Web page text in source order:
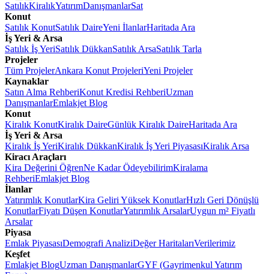
SatılıkKiralıkYatırımDanışmanlarSat
Konut
Satılık KonutSatılık DaireYeni İlanlarHaritada Ara
İş Yeri & Arsa
Satılık İş YeriSatılık DükkanSatılık ArsaSatılık Tarla
Projeler
Tüm ProjelerAnkara Konut ProjeleriYeni Projeler
Kaynaklar
Satın Alma RehberiKonut Kredisi RehberiUzman
DanışmanlarEmlakjet Blog
Konut
Kiralık KonutKiralık DaireGünlük Kiralık DaireHaritada Ara
İş Yeri & Arsa
Kiralık İş YeriKiralık DükkanKiralık İş Yeri PiyasasıKiralık Arsa
Kiracı Araçları
Kira Değerini ÖğrenNe Kadar ÖdeyebilirimKiralama
RehberiEmlakjet Blog
İlanlar
Yatırımlık KonutlarKira Geliri Yüksek KonutlarHızlı Geri Dönüşlü
KonutlarFiyatı Düşen KonutlarYatırımlık ArsalarUygun m² Fiyatlı
Arsalar
Piyasa
Emlak PiyasasıDemografi AnaliziDeğer HaritalarıVerilerimiz
Keşfet
Emlakjet BlogUzman DanışmanlarGYF (Gayrimenkul Yatırım